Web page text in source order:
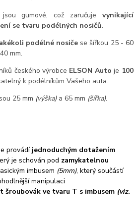
gumové, což zaručuje vynikající
se tvaru podélných nosičů.
podélné nosiče se šířkou 25 - 60
mm.
českého výrobce ELSON Autoje 100
k podélníkům Vašeho auta.
25 mm (výška)a 65 mm (šířka).
provádí jednoduchým dotažením
je schován pod zamykatelnou
imbusem (5mm), který součástí
manipulaci
šroubovák ve tvaru T s imbusem (viz.